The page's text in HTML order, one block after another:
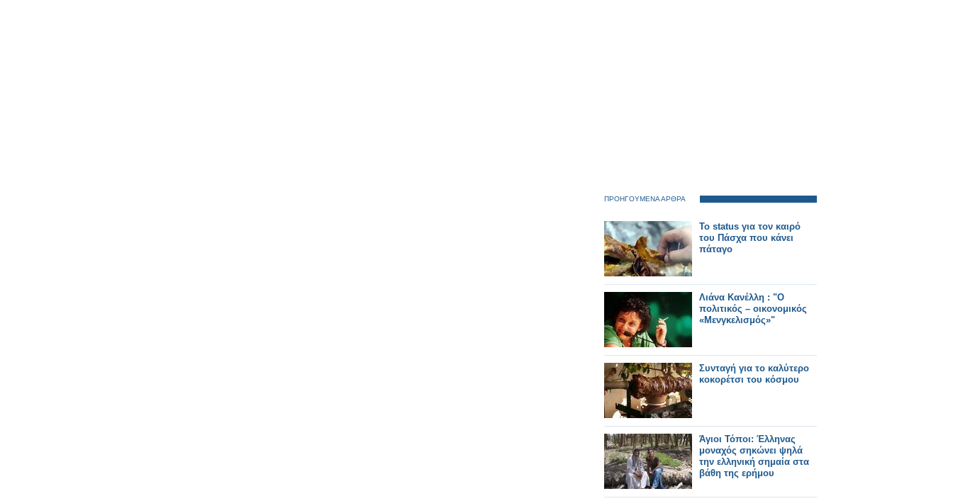
ΠΡΟΗΓΟΥΜΕΝΑ ΑΡΘΡΑ
To status για τον καιρό
του Πάσχα που κάνει
πάταγο
Λιάνα Κανέλλη : "Ο
πολιτικός – οικονομικός
«Μενγκελισμός»"
Συνταγή για το καλύτερο
κοκορέτσι του κόσμου
Άγιοι Τόποι: Έλληνας
μοναχός σηκώνει ψηλά
την ελληνική σημαία στα
βάθη της ερήμου